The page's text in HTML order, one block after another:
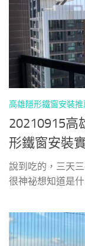
高雄隱形鐵窗安裝推
20210915高
形鐵窗安裝
說到吃的，三天
很神祕想知道是什